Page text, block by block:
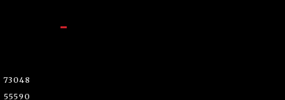
73048
55590
-